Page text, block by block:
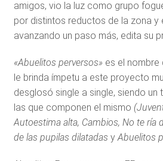
amigos, vio la luz como grupo
por distintos reductos de la zona y
avanzando un paso más, edita su
«Abuelitos perversos»es el nombre
le brinda ímpetu a este proyecto
desglosó single a single, siendo
las que componen el mismo
Autoestima alta, Cambios, No te ría
de las pupilas dilatadas yAbuelitos